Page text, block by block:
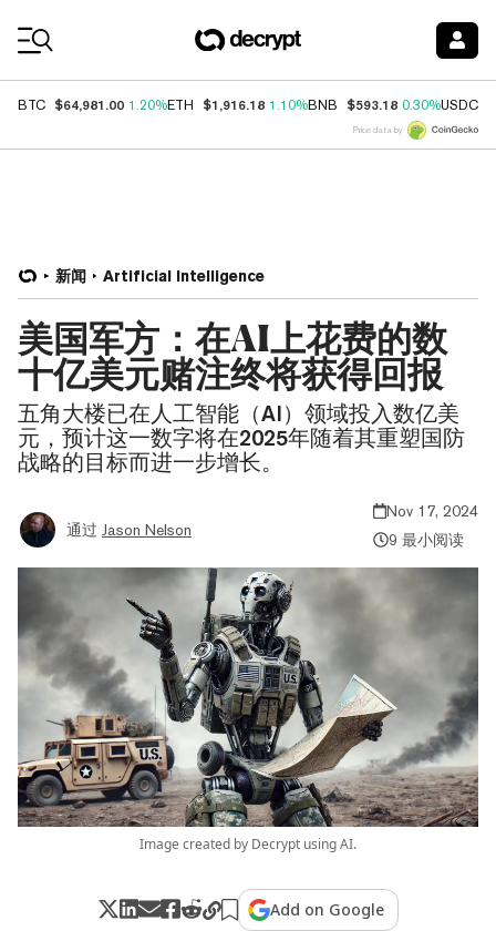
BTC $64,981.00 1.20%ETH $1,916.18 1.10%BNB $593.18 0.30%USDC
Price data by
新闻 Artificial Intelligence
美国军方：在AI上花费的数
十亿美元赌注终将获得回报
五角大楼已在人工智能（AI）领域投入数亿美
元，预计这一数字将在2025年随着其重塑国防
战略的目标而进一步增长。
通过 Jason Nelson
Nov 17, 2024
9 最小阅读
Image created by Decrypt using AI.
Add on Google